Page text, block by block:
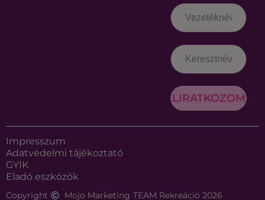
FELIRATKOZOM
Copyright Mojo Marketing TEAM Rekreáció 2026
Impresszum
Adatvédelmi tájékoztató
GYIK
Eladó eszközök